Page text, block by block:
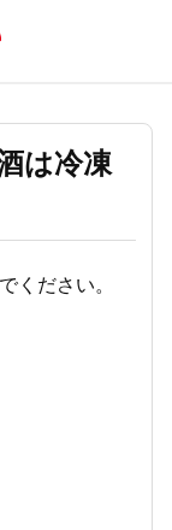
は冷凍
ください。